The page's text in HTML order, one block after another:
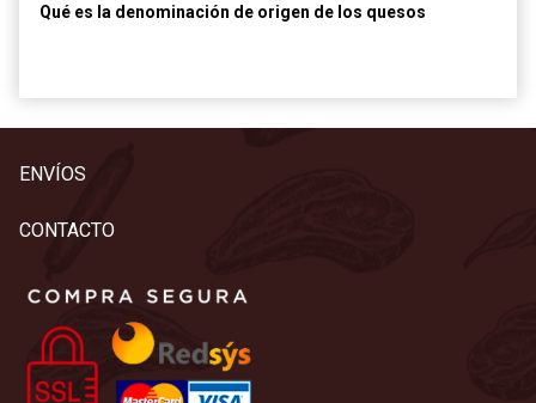
Qué es la denominación de origen de los quesos
ENVÍOS
CONTACTO